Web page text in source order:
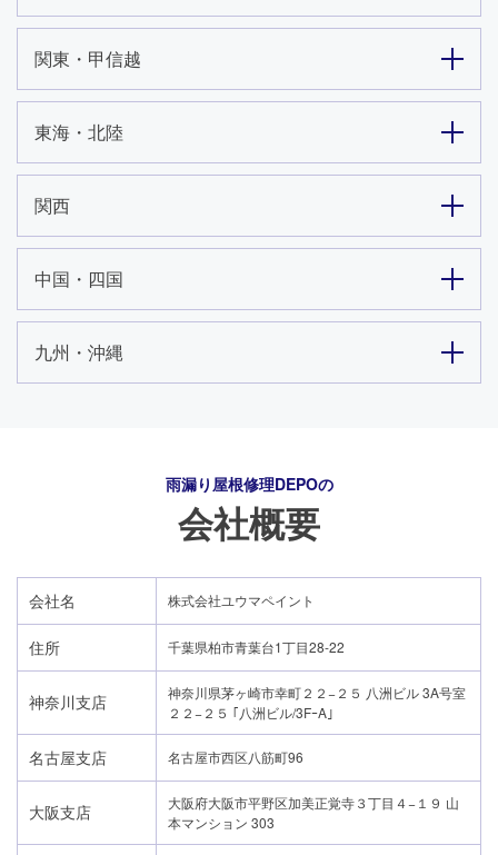
関東・甲信越
東海・北陸
関西
中国・四国
九州・沖縄
雨漏り屋根修理DEPOの
会社概要
会社名 株式会社ユウマペイント
住所 千葉県柏市青葉台1丁目28-22
神奈川支店
神奈川県茅ヶ崎市幸町２２−２５ 八洲ビル 3A号室
２２−２５ ｢八洲ビル/3FｰA｣
名古屋支店 名古屋市西区八筋町96
大阪支店
大阪府大阪市平野区加美正覚寺３丁目４−１９ 山
本マンション 303